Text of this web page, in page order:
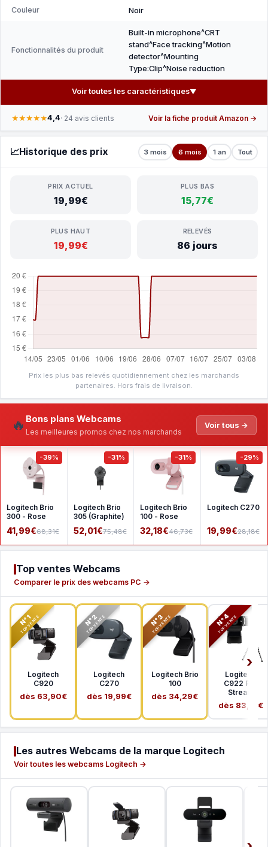
Couleur Noir
Fonctionnalités du produit
Built-in microphone^CRT
stand^Face tracking^Motion
detector^Mounting
Type:Clip^Noise reduction
Voir toutes les caractéristiques▼
★★★★★4,4· 24 avis clients Voir la fiche produit Amazon →
📈Historique des prix 3 mois 6 mois 1 an Tout
PRIX ACTUEL
19,99€
PLUS BAS
15,77€
PLUS HAUT
19,99€
RELEVÉS
86 jours
Prix les plus bas relevés quotidiennement chez les marchands
partenaires. Hors frais de livraison.
🔥 Bons plans Webcams
Les meilleures promos chez nos marchands
Voir tous →
-39%
Logitech Brio
300 - Rose
41,99€68,31€
-31%
Logitech Brio
305 (Graphite)
52,01€75,48€
-31%
Logitech Brio
100 - Rose
32,18€46,73€
-29%
Logitech C270
19,99€28,18€
Top ventes Webcams
Comparer le prix des webcams PC →
N°1
TOP VENTE
Logitech
C920
dès 63,90€
N°2
TOP VENTE
Logitech
C270
dès 19,99€
N°3
TOP VENTE
Logitech Brio
100
dès 34,29€
N°4
TOP VENTE
Logitech
C922 Pro
Stream
dès 83,51€
Les autres Webcams de la marque Logitech
Voir toutes les webcams Logitech →